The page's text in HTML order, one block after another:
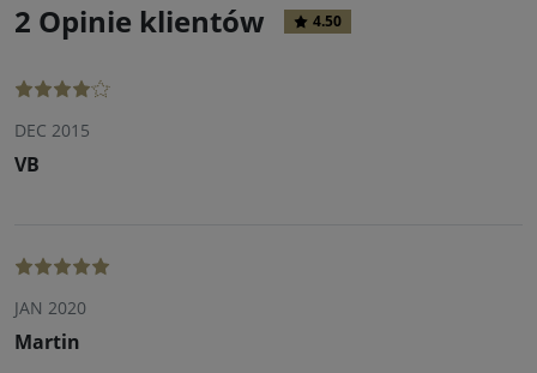
2 Opinie klientów 4.50
DEC 2015
VB
JAN 2020
Martin